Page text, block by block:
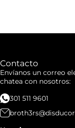
Contacto
Envíanos un correo
chatea con nosotros:
301 511 9601